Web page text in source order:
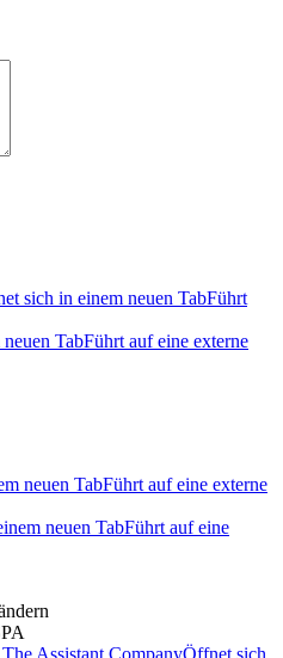
sich in einem neuen TabFührt
TabFührt auf eine externe
neuen TabFührt auf eine externe
neuen TabFührt auf eine